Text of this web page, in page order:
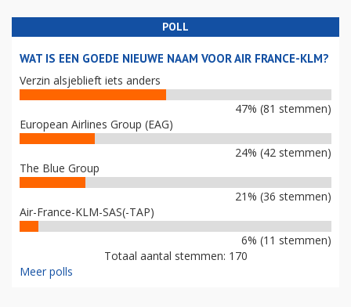
POLL
WAT IS EEN GOEDE NIEUWE NAAM VOOR AIR FRANCE-KLM?
Verzin alsjeblieft iets anders
47% (81 stemmen)
European Airlines Group (EAG)
24% (42 stemmen)
The Blue Group
21% (36 stemmen)
Air-France-KLM-SAS(-TAP)
6% (11 stemmen)
Totaal aantal stemmen: 170
Meer polls